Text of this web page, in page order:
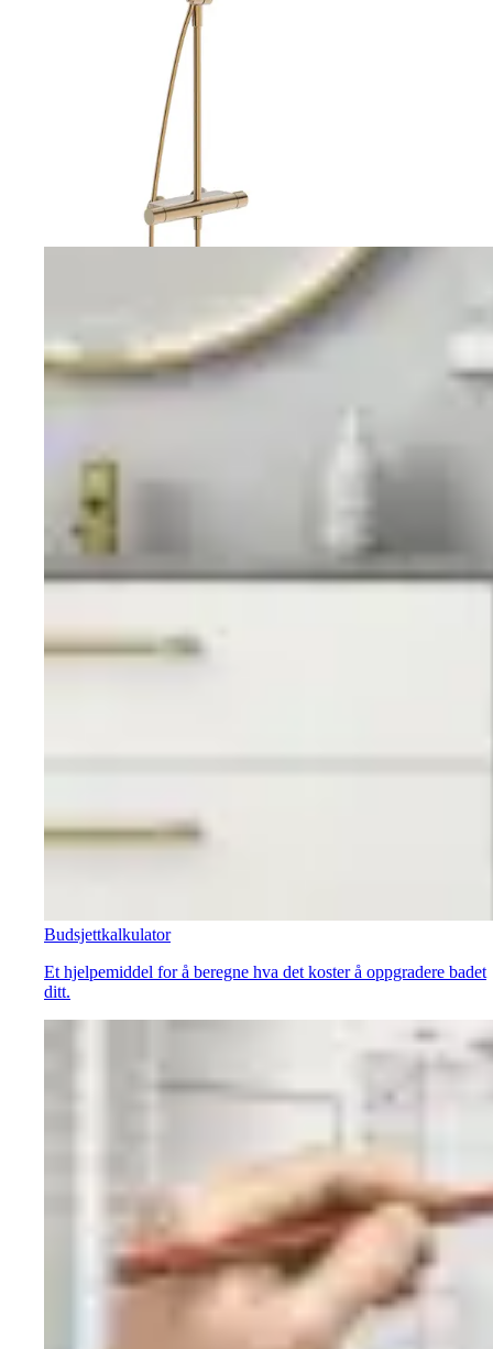
Budsjettkalkulator
Et hjelpemiddel for å beregne hva det koster å oppgradere badet
ditt.